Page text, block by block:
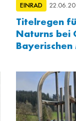
EINRAD
Titelregen
Naturns bei